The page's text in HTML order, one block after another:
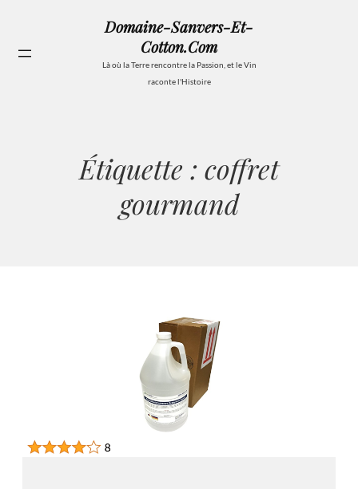
contenu
Domaine-Sanvers-Et-
Cotton.com
Là où la Terre rencontre la Passion, et le Vin
raconte l'Histoire
Étiquette : coffret
gourmand